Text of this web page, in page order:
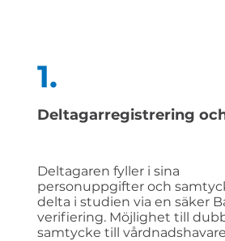
1.
Deltagarregistrering
Deltagaren fyller i sina
personuppgifter och
delta i studien via en säker
verifiering. Möjlighet till
samtycke till